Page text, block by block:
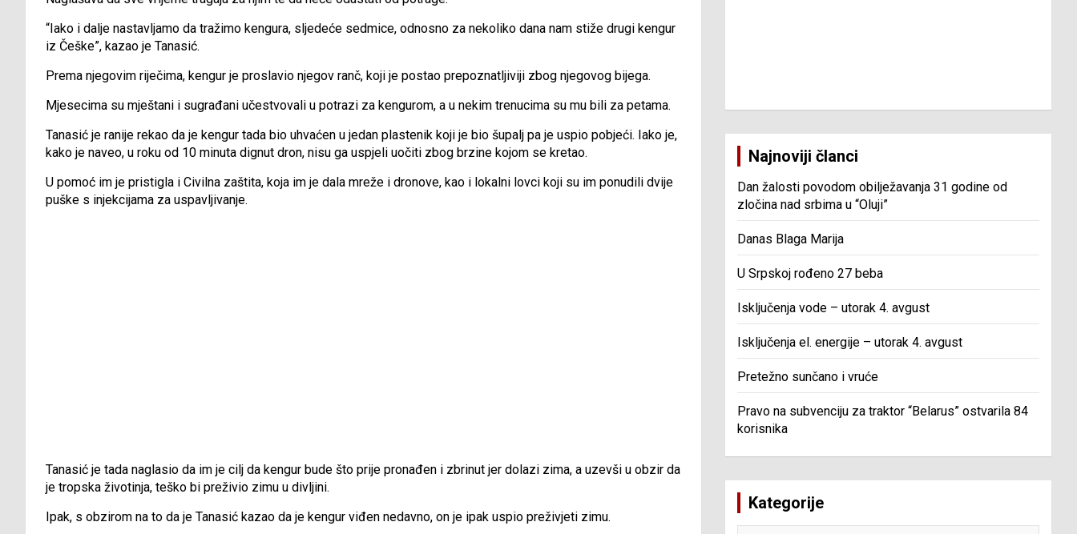
“Iako i dalje nastavljamo da tražimo kengura, sljedeće sedmice, odnosno za nekoliko dana nam stiže drugi kengur
iz Češke”, kazao je Tanasić.
Prema njegovim riječima, kengur je proslavio njegov ranč, koji je postao prepoznatljiviji zbog njegovog bijega.
Mjesecima su mještani i sugrađani učestvovali u potrazi za kengurom, a u nekim trenucima su mu bili za petama.
Tanasić je ranije rekao da je kengur tada bio uhvaćen u jedan plastenik koji je bio šupalj pa je uspio pobjeći. Iako je,
kako je naveo, u roku od 10 minuta dignut dron, nisu ga uspjeli uočiti zbog brzine kojom se kretao.
U pomoć im je pristigla i Civilna zaštita, koja im je dala mreže i dronove, kao i lokalni lovci koji su im ponudili dvije
puške s injekcijama za uspavljivanje.
Tanasić je tada naglasio da im je cilj da kengur bude što prije pronađen i zbrinut jer dolazi zima, a uzevši u obzir da
je tropska životinja, teško bi preživio zimu u divljini.
Ipak, s obzirom na to da je Tanasić kazao da je kengur viđen nedavno, on je ipak uspio preživjeti zimu.
Najnoviji članci
Dan žalosti povodom obilježavanja 31 godine od
zločina nad srbima u “Oluji”
Danas Blaga Marija
U Srpskoj rođeno 27 beba
Isključenja vode – utorak 4. avgust
Isključenja el. energije – utorak 4. avgust
Pretežno sunčano i vruće
Pravo na subvenciju za traktor “Belarus” ostvarila 84
korisnika
Kategorije